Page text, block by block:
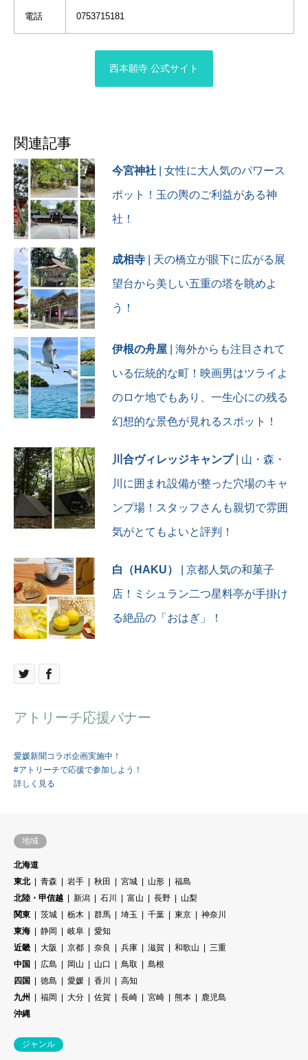
飛雲閣#飛雲閣一般公開 #滴
翠園#柿葺#招賢殿#京都#特
#japan_photo_hub#アトリ
電話 0753715181
西本願寺 公式サイト
関連記事
今宮神社| 女性に大人気のパワース
ポット！玉の輿のご利益がある神
社！
成相寺| 天の橋立が眼下に広がる展
望台から美しい五重の塔を眺めよ
う！
伊根の舟屋| 海外からも注目されて
いる伝統的な町！映画男はツライよ
のロケ地でもあり、一生心にの残る
幻想的な景色が見れるスポット！
川合ヴィレッジキャンプ| 山・森・
川に囲まれ設備が整った穴場のキャ
ンプ場！スタッフさんも親切で雰囲
気がとてもよいと評判！
白（HAKU） | 京都人気の和菓子
店！ミシュラン二つ星料亭が手掛け
る絶品の「おはぎ」！
アトリーチ応援バナー
愛媛新聞コラボ企画実施中！
#アトリーチで応援で参加しよう！
詳しく見る
地域
北海道
東北
青森 岩手 秋田 宮城 山形
福島
北陸・甲信越
新潟 石川 富山 長野
山梨
関東
茨城 栃木 群馬 埼玉 千葉 東京
神奈川
東海
静岡 岐阜
愛知
近畿
大阪 京都 奈良 兵庫 滋賀 和歌山
三重
中国
広島 岡山 山口 鳥取
島根
四国
徳島 愛媛 香川
高知
九州
福岡 大分 佐賀 長崎 宮崎 熊本
鹿児島
沖縄
ジャンル